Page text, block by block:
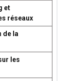
et
réseaux
de la
les